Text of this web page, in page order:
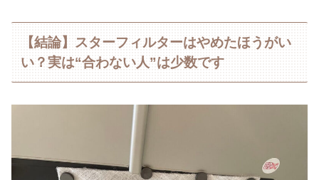
【結論】スターフィルターはやめたほうがい
い？実は“合わない人”は少数です